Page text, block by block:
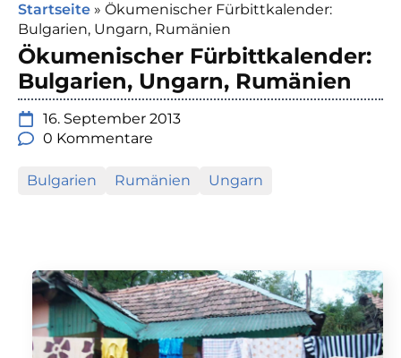
Startseite » Ökumenischer Fürbittkalender:
Bulgarien, Ungarn, Rumänien
Ökumenischer Fürbittkalender:
Bulgarien, Ungarn, Rumänien
16. September 2013
0 Kommentare
Bulgarien Rumänien Ungarn